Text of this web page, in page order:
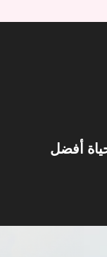
أفضل